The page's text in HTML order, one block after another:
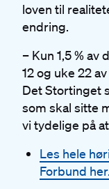
loven til
endring.
– Kun 1,5 %
12 og uke 22
Det Stortinget
som skal sitte
vi tydelige på
Les hele
Forbund her.